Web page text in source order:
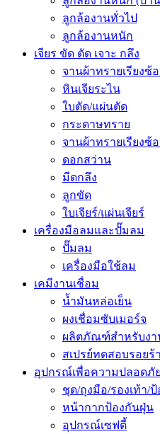
ลูกล้องานทั่วไป
ลูกล้องานหนัก
เจียร ขัด ตัด เจาะ กลึง
จานผ้าทรายเรียงซ้
หินเจียระไน
ใบตัด/แผ่นตัด
กระดาษทราย
จานผ้าทรายเรียงซ้
ดอกสว่าน
มีดกลึง
ลูกขัด
ใบเจียร์/แผ่นเจียร์
เครื่องมือลมและปั๊มลม
ปั๊มลม
เครื่องมือใช้ลม
เคมีงานเชื่อม
น้ำมันหล่อเย็น
ผงเชื่อมซับเมอร์จ
ผลิตภัณฑ์สำหรับงา
สเปรย์ทดสอบรอยร้
อุปกรณ์เพื่อความปลอดภัย
ชุด/ถุงมือ/รองเท้า/
หน้ากากป้องกันฝุ่น
อุปกรณ์เซฟตี้